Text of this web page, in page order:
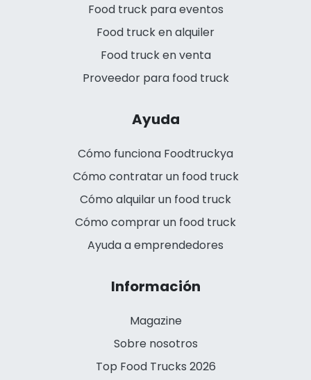
Food truck para eventos
Food truck en alquiler
Food truck en venta
Proveedor para food truck
Ayuda
Cómo funciona Foodtruckya
Cómo contratar un food truck
Cómo alquilar un food truck
Cómo comprar un food truck
Ayuda a emprendedores
Información
Magazine
Sobre nosotros
Top Food Trucks 2026